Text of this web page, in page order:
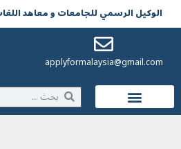
الوکیل الرسمي للجامعات و معاهد اللغات
applyformalaysia@gmail.com